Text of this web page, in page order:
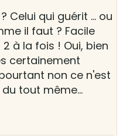
Celui qui guérit ... ou
il faut ? Facile
à la fois ! Oui, bien
certainement
non ce n'est
tout même...